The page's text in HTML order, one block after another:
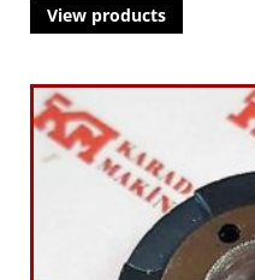
View products